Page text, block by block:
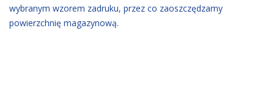
wybranym wzorem zadruku, przez co zaoszczędzamy
powierzchnię magazynową.